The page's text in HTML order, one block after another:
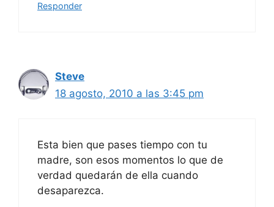
Responder
Steve
18 agosto, 2010 a las 3:45 pm
Esta bien que pases tiempo con tu
madre, son esos momentos lo que de
verdad quedarán de ella cuando
desaparezca.